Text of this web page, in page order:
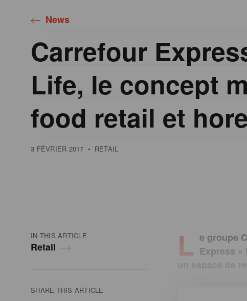
News
Carrefour
Life, le concept
food retail et
3 FÉVRIER 2017 • RETAIL
IN THIS ARTICLE
Retail
SHARE THIS ARTICLE
L e groupe
Express
un espace de